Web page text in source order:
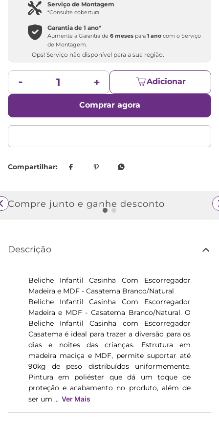
Serviço de Montagem
*Consulte cobertura
Garantia de1 ano*
Aumente a Garantia de6 meses para1 ano com o Serviço
de Montagem.
Ops! Serviço não disponível para a sua região.
Adicionar
Comprar agora
Descrição
Beliche Infantil Casinha Com Escorregador
Madeira e MDF - Casatema Branco/Natural
Beliche Infantil Casinha Com Escorregador
Madeira e MDF - Casatema Branco/Natural. O
Beliche Infantil Casinha com Escorregador
Casatema é ideal para trazer a diversão para os
dias e noites das crianças. Estrutura em
madeira maciça e MDF, permite suportar até
90kg de peso distribuídos uniformemente.
Pintura em poliéster que dá um toque de
proteção e acabamento no produto, além de
ser um ... Ver Mais